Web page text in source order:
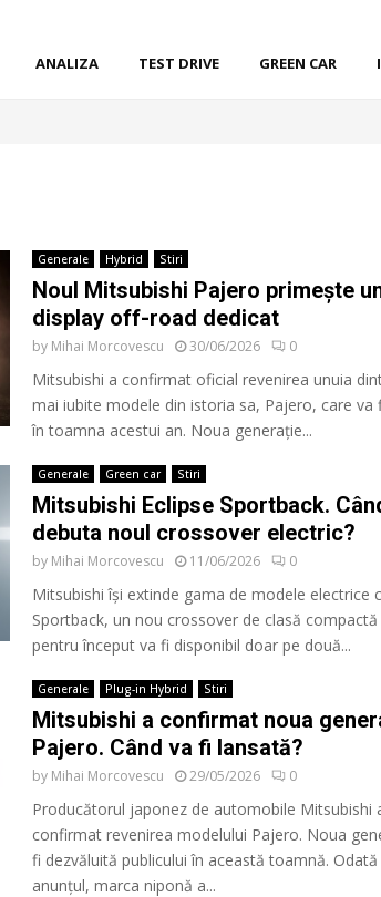
ANALIZA TEST DRIVE GREEN CAR
Generale Hybrid Stiri
Noul Mitsubishi Pajero primește
display off-road dedicat
by Mihai Morcovescu 30/06/2026 0
Mitsubishi a confirmat oficial revenirea unuia
mai iubite modele din istoria sa, Pajero, care va
în toamna acestui an. Noua generație...
Generale Green car Stiri
Mitsubishi Eclipse Sportback.
debuta noul crossover electric?
by Mihai Morcovescu 11/06/2026 0
Mitsubishi își extinde gama de modele electrice
Sportback, un nou crossover de clasă compactă
pentru început va fi disponibil doar pe două...
Generale Plug-in Hybrid Stiri
Mitsubishi a confirmat noua
Pajero. Când va fi lansată?
by Mihai Morcovescu 29/05/2026 0
Producătorul japonez de automobile Mitsubishi
confirmat revenirea modelului Pajero. Noua
fi dezvăluită publicului în această toamnă. Odată
anunțul, marca niponă a...